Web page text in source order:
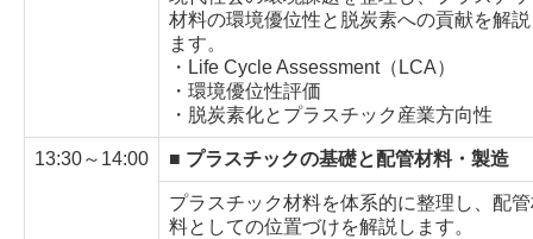
材料の環境優位性と脱炭素への貢献を解
ます。
・Life Cycle Assessment（LCA）
・環境優位性評価
・脱炭素化とプラスチック産業方向性
13:30～14:00 ■ プラスチックの基礎と配管材料・製造
プラスチック材料を体系的に整理し、配
料としての位置づけを解説します。